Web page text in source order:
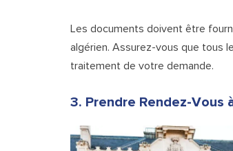
Les documents doivent être
algérien. Assurez-vous que tous
traitement de votre demande.
3. Prendre Rendez-Vous